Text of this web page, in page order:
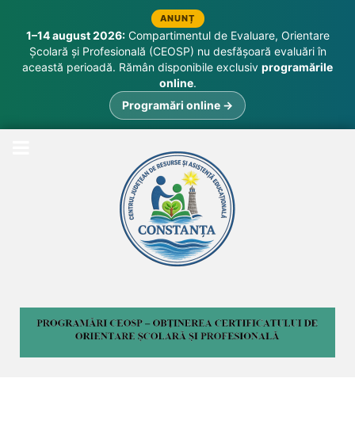
ANUNȚ
1–14 august 2026:Compartimentul de Evaluare, Orientare
Școlară și Profesională (CEOSP) nu desfășoară evaluări în
această perioadă. Rămân disponibile exclusiv programările
online.
Programări online →